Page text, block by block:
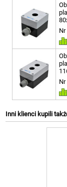
Inni klienci kupili